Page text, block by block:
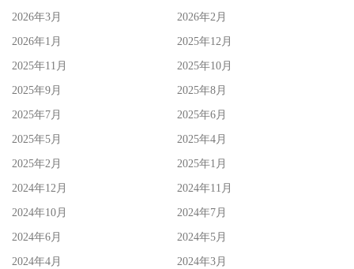
2026年3月 2026年2月
2026年1月 2025年12月
2025年11月 2025年10月
2025年9月 2025年8月
2025年7月 2025年6月
2025年5月 2025年4月
2025年2月 2025年1月
2024年12月 2024年11月
2024年10月 2024年7月
2024年6月 2024年5月
2024年4月 2024年3月